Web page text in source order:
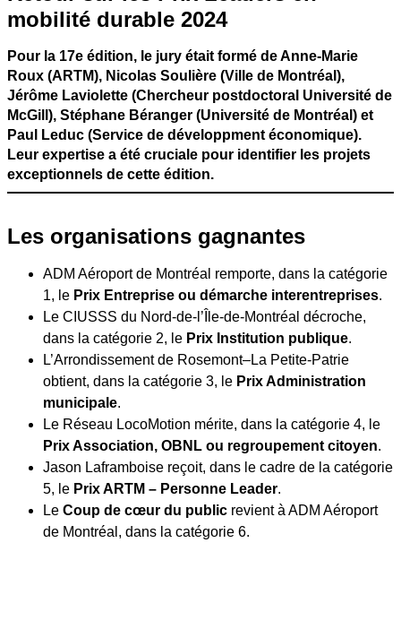
mobilité durable 2024
Pour la 17e édition, le jury était formé de Anne-Marie
Roux (ARTM), Nicolas Soulière (Ville de Montréal),
Jérôme Laviolette (Chercheur postdoctoral Université de
McGill), Stéphane Béranger (Université de Montréal) et
Paul Leduc (Service de développment économique).
Leur expertise a été cruciale pour identifier les projets
exceptionnels de cette édition.
Les organisations gagnantes
ADM Aéroport de Montréal remporte, dans la catégorie
1, le Prix Entreprise ou démarche interentreprises.
Le CIUSSS du Nord-de-l’Île-de-Montréal décroche,
dans la catégorie 2, le Prix Institution publique.
L’Arrondissement de Rosemont–La Petite-Patrie
obtient, dans la catégorie 3, le Prix Administration
municipale.
Le Réseau LocoMotion mérite, dans la catégorie 4, le
Prix Association, OBNL ou regroupement citoyen.
Jason Laframboise reçoit, dans le cadre de la catégorie
5, le Prix ARTM – Personne Leader.
Le Coup de cœur du public revient à ADM Aéroport
de Montréal, dans la catégorie 6.